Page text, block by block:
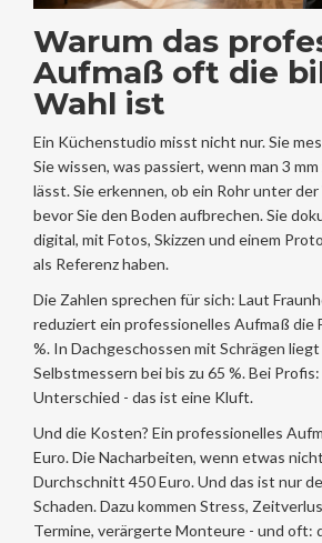
Warum das
Aufmaß oft die
Wahl ist
Ein Küchenstudio misst nicht nur. Sie
Sie wissen, was passiert, wenn man 3
lässt. Sie erkennen, ob ein Rohr unter
bevor Sie den Boden aufbrechen. Sie
digital, mit Fotos, Skizzen und einem
als Referenz haben.
Die Zahlen sprechen für sich: Laut
reduziert ein professionelles Aufmaß die
%. In Dachgeschossen mit Schrägen
Selbstmessern bei bis zu 65 %. Bei
Unterschied - das ist eine Kluft.
Und die Kosten? Ein professionelles
Euro. Die Nacharbeiten, wenn etwas
Durchschnitt 450 Euro. Und das ist nur
Schaden. Dazu kommen Stress,
Termine, verärgerte Monteure - und oft: